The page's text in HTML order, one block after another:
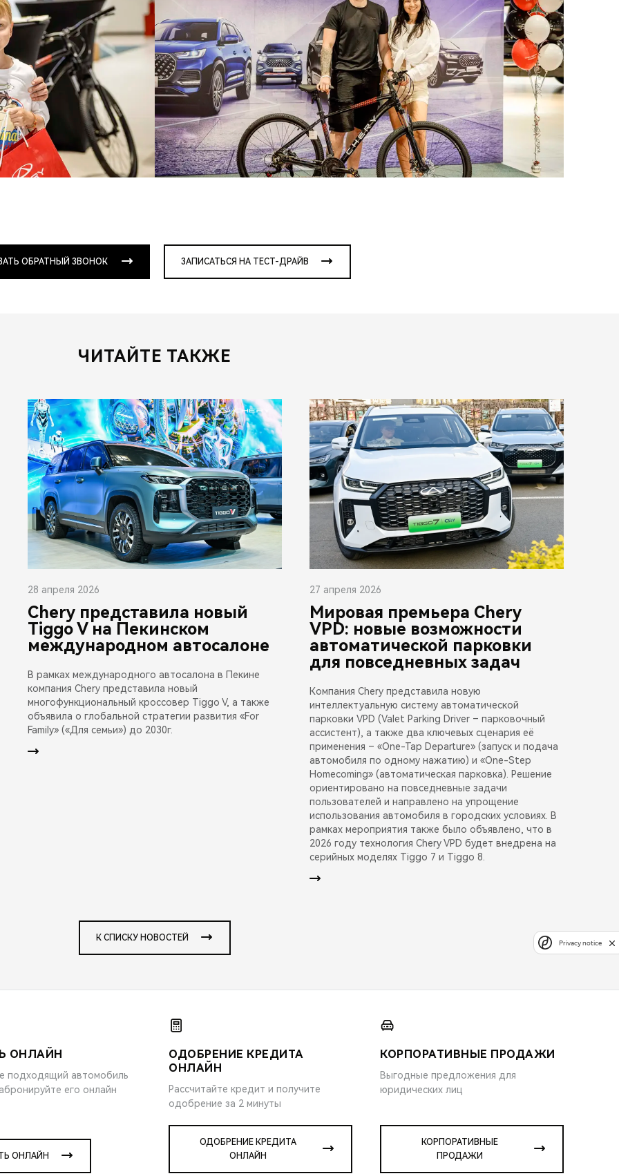
ОБРАТНЫЙ ЗВОНОК ЗАПИСАТЬСЯ НА ТЕСТ-ДРАЙВ
ЧИТАЙТЕ ТАКЖЕ
28 апреля 2026
Chery представила новый
Tiggo V на Пекинском
международном автосалоне
В рамках международного автосалона в Пекине
компания Chery представила новый
многофункциональный кроссовер Tiggo V, а также
объявила о глобальной стратегии развития «For
Family» («Для семьи») до 2030г.
27 апреля 2026
Мировая премьера Chery
VPD: новые возможности
автоматической парковки
для повседневных задач
Компания Chery представила новую
интеллектуальную систему автоматической
парковки VPD (Valet Parking Driver – парковочный
ассистент), а также два ключевых сценария её
применения – «One-Tap Departure» (запуск и подача
автомобиля по одному нажатию) и «One-Step
Homecoming» (автоматическая парковка). Решение
ориентировано на повседневные задачи
пользователей и направлено на упрощение
использования автомобиля в городских условиях. В
рамках мероприятия также было объявлено, что в
2026 году технология Chery VPD будет внедрена на
серийных моделях Tiggo 7 и Tiggo 8.
К СПИСКУ НОВОСТЕЙ
ОНЛАЙН
подходящий автомобиль
его онлайн
ОНЛАЙН
ОДОБРЕНИЕ КРЕДИТА
ОНЛАЙН
Рассчитайте кредит и получите
одобрение за 2 минуты
ОДОБРЕНИЕ КРЕДИТА
ОНЛАЙН
КОРПОРАТИВНЫЕ ПРОДАЖИ
Выгодные предложения для
юридических лиц
КОРПОРАТИВНЫЕ
ПРОДАЖИ
Privacy notice